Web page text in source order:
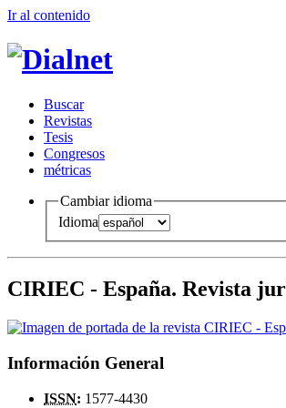
Ir al contenido
Buscar
Revistas
Tesis
Congresos
métricas
Cambiar idioma
Idioma
CIRIEC - España. Revista
Información General
ISSN: 1577-4430